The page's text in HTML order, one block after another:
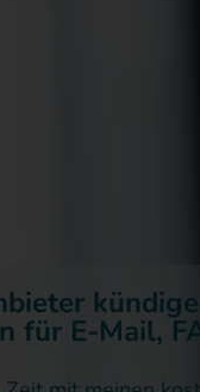
für E-Mail,